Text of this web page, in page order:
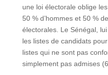
une loi électorale oblige
50 % d’hommes et 50 %
électorales. Le Sénégal,
les listes de candidats
listes qui ne sont pas
simplement pas admises